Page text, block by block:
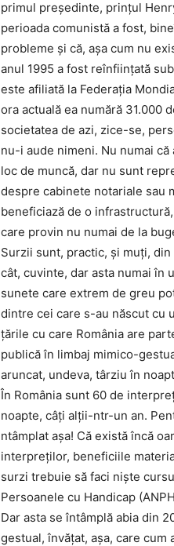
primul preşedinte, prinţul
perioada comunistă a fost,
probleme şi că, aşa cum nu
anul 1995 a fost reînfiinţată
este afiliată la Federaţia
ora actuală ea numără 31.000
societatea de azi, zice-se,
nu-i aude nimeni. Nu numai
loc de muncă, dar nu sunt
despre cabinete notariale sau
beneficiază de o
care provin nu numai de la
Surzii sunt, practic, şi muţi,
cât, cuvinte, dar asta numai în
sunete care extrem de greu
dintre cei care s-au născut cu
ţările cu care România are
publică în limbaj mimico-
aruncat, undeva, târziu în
În România sunt 60 de
noapte, câţi alţii-ntr-un an.
ntâmplat aşa! Că există încă
interpreţilor, beneficiile
surzi trebuie să faci nişte
Persoanele cu Handicap
Dar asta se întâmplă abia din
gestual, învăţat, aşa, care